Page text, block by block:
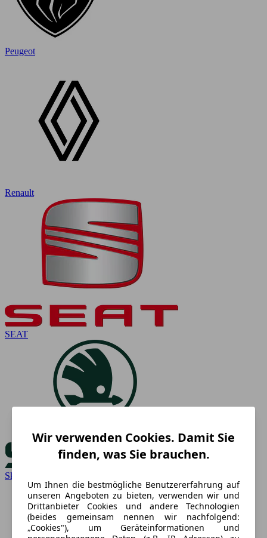
Peugeot
Renault
SEAT
Skoda
Wir verwenden Cookies. Damit Sie
finden, was Sie brauchen.
Um Ihnen die bestmögliche Benutzererfahrung auf
unseren Angeboten zu bieten, verwenden wir und
Drittanbieter Cookies und andere Technologien
(beides gemeinsam nennen wir nachfolgend:
„Cookies"), um Geräteinformationen und